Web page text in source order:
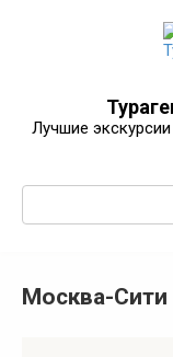
Лучшие экскурсии
Москва-Сити